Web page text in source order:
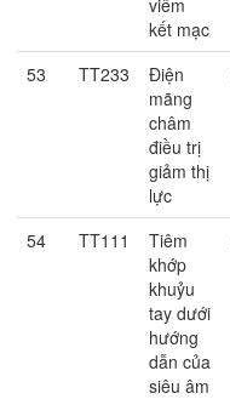
kết mạc
53
TT233
Điện
mãng
châm
điều trị
giảm thị
lực
54 TT111
Tiêm
khớp
khuỷu
tay dưới
hướng
dẫn của
siêu âm